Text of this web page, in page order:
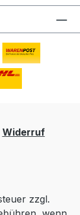
Widerruf
zzgl.